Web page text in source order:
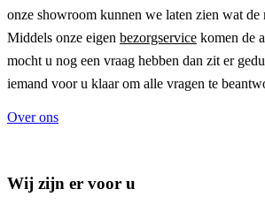
onze showroom kunnen we laten zien wat
Middels onze eigen bezorgservice komen de
mocht u nog een vraag hebben dan zit er
iemand voor u klaar om alle vragen te
Over ons
Wij zijn er voor u